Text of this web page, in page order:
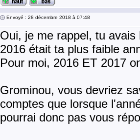
Envoyé : 28 décembre 2018 à 07:48
Oui, je me rappel, tu
2016 était ta plus faible
Pour moi, 2016 ET 2017
Grominou, vous devriez
comptes que lorsque
pourrai donc pas vous